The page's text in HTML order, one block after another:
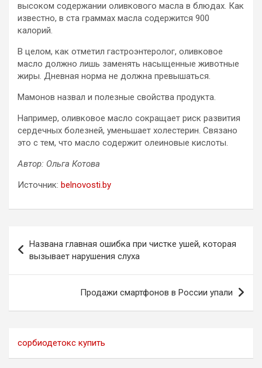
высоком содержании оливкового масла в блюдах. Как
известно, в ста граммах масла содержится 900
калорий.
В целом, как отметил гастроэнтеролог, оливковое
масло должно лишь заменять насыщенные животные
жиры. Дневная норма не должна превышаться.
Мамонов назвал и полезные свойства продукта.
Например, оливковое масло сокращает риск развития
сердечных болезней, уменьшает холестерин. Связано
это с тем, что масло содержит олеиновые кислоты.
Автор: Ольга Котова
Источник: belnovosti.by
по
записям
Названа главная ошибка при чистке ушей, которая
вызывает нарушения слуха
Продажи смартфонов в России упали
сорбиодетокс купить